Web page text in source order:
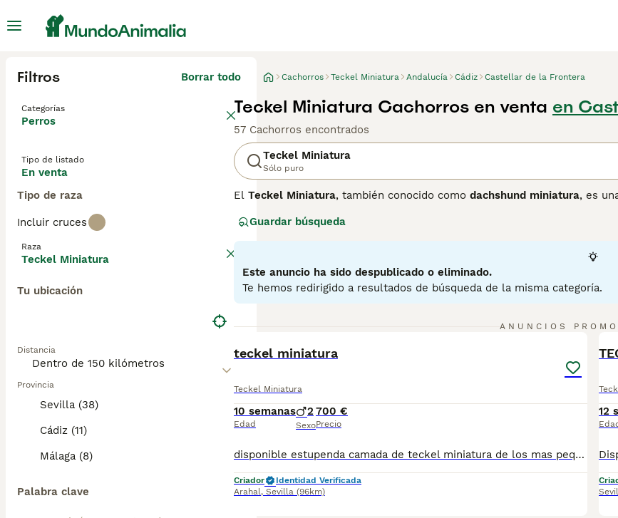
Filtros Borrar todo
Categorías
Perros
Tipo de listado
En venta
Tipo de raza
Incluir cruces
Raza
Teckel Miniatura
Tu ubicación
Distancia
Provincia
Sevilla (38)
Cádiz (11)
Málaga (8)
Palabra clave
Cachorros Teckel Miniatura Andalucía Cádiz Castellar de la Frontera
Teckel Miniatura Cachorros en venta en
57 Cachorros encontrados
Teckel Miniatura
Sólo puro
El Teckel Miniatura, también conocido como dachshund miniatura, es
en madrigueras. Esta raza puede presentar tres variedades de pelaje:
curioso y muy leal a su familia, aunque puede mostrar cierta terquedad
alerta los convierte en buenos vigilantes, aunque tienden a ladrar con
evitar esfuerzos que pongan en riesgo su columna vertebral, ya que
teckel mini adultoy el mini dachshundson ideales para personas
Guardar búsqueda
Este anuncio ha sido despublicado o eliminado.
Te hemos redirigido a resultados de búsqueda de la misma categoría.
ANUNCIOS
teckel miniatura
Teckel Miniatura
10 semanas
Edad
2
Sexo
700 €
Precio
disponible estupenda camada de teckel miniatura de los mas pequeños y bonitos en esta raza color chocolate color muy especial con una linea y genetica impresionante estan vacunados desparasitado y con la cartilla del veterinario hacemos envio a toda españa con posibilidad de contrarembolso llamanos y te informamos cachorros criado en ambiente familiar todos nuestros cachorros se entregan con contrato
Criador
Identidad Verificada
Arahal, Sevilla (96km)
12